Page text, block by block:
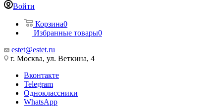
Войти
Корзина0
Избранные товары0
estet@estet.ru
г. Москва, ул. Веткина, 4
Вконтакте
Telegram
Одноклассники
WhatsApp